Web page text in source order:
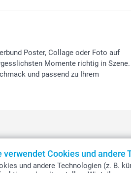
verwendet Cookies und andere
und andere Technologien (z. B.
Poster, Collage oder Foto auf
Momente richtig in Szene.
und passend zu Ihrem
- Danmark Deutschland - France -